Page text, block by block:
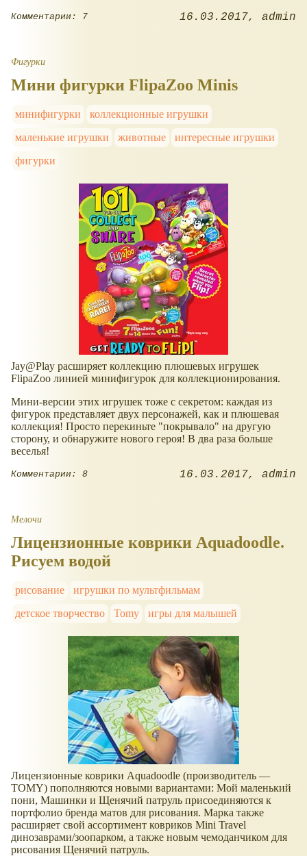
Комментарии: 7 16.03.2017 admin
Фигурки
Мини фигурки FlipaZoo Minis
минифигурки
коллекционные игрушки
маленькие игрушки
животные
интересные игрушки
фигурки
Jay@Play расширяет коллекцию плюшевых игрушек
FlipaZoo линией минифигурок для коллекционирования.
Мини-версии этих игрушек тоже с секретом: каждая из
фигурок представляет двух персонажей, как и плюшевая
коллекция! Просто перекиньте "покрывало" на другую
сторону, и обнаружите нового героя! В два раза больше
веселья!
Комментарии: 8 16.03.2017 admin
Мелочи
Лицензионные коврики Aquadoodle.
Рисуем водой
рисование
игрушки по мультфильмам
детское творчество
Tomy игры для малышей
Лицензионные коврики Aquadoodle (производитель —
TOMY) пополняются новыми вариантами: Мой маленький
пони, Машинки и Щенячий патруль присоединяются к
портфолио бренда матов для рисования. Марка также
расширяет свой ассортимент ковриков Mini Travel
динозаврами/зоопарком, а также новым чемоданчиком для
рисования Щенячий патруль.